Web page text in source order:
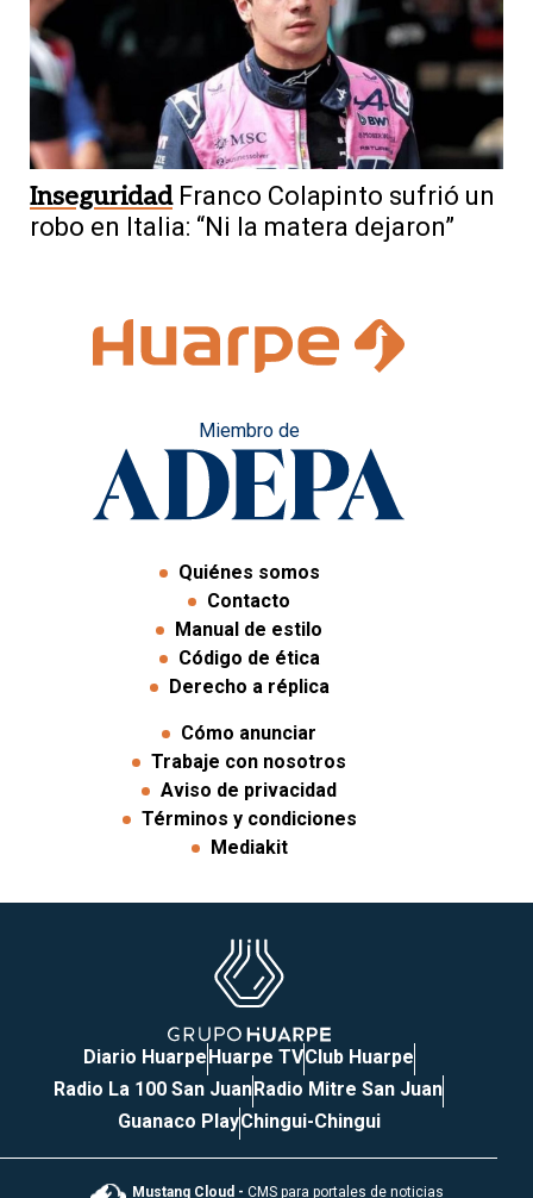
Inseguridad Franco Colapinto sufrió un
robo en Italia: “Ni la matera dejaron”
Miembro de
Quiénes somos
Contacto
Manual de estilo
Código de ética
Derecho a réplica
Cómo anunciar
Trabaje con nosotros
Aviso de privacidad
Términos y condiciones
Mediakit
Diario HuarpeHuarpe TVClub Huarpe
Radio La 100 San JuanRadio Mitre San Juan
Guanaco PlayChingui-Chingui
Mustang Cloud - CMS para portales de noticias